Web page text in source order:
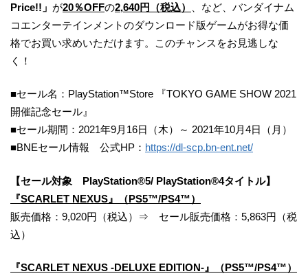
Price!!」 が20％OFFの2,640円（税込）
、など、バンダイナム
コエンターテインメントのダウンロード版ゲームがお得な価
格でお買い求めいただけます。このチャンスをお見逃しな
く！
■セール名：PlayStation™Store 『TOKYO GAME SHOW 2021
開催記念セール』
■セール期間：2021年9月16日（木）～ 2021年10月4日（月）
■BNEセール情報 公式HP： https://dl-scp.bn-ent.net/
【セール対象 PlayStation®5/ PlayStation®4タイトル】
『SCARLET NEXUS』（PS5™/PS4™）
販売価格：9,020円（税込）⇒ セール販売価格：5,863円（税
込）
『SCARLET NEXUS -DELUXE EDITION-』（PS5™/PS4™）